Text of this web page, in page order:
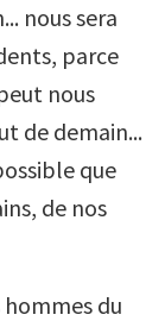
nous sera
parce
nous
de demain...
que
de nos
du